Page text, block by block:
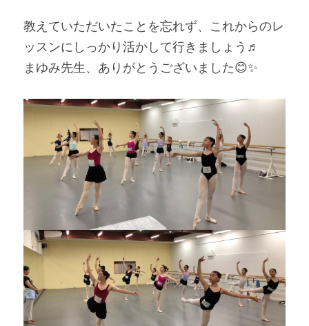
教えていただいたことを忘れず、これからのレ
ッスンにしっかり活かして行きましょう♬
まゆみ先生、ありがとうございました😊✨️